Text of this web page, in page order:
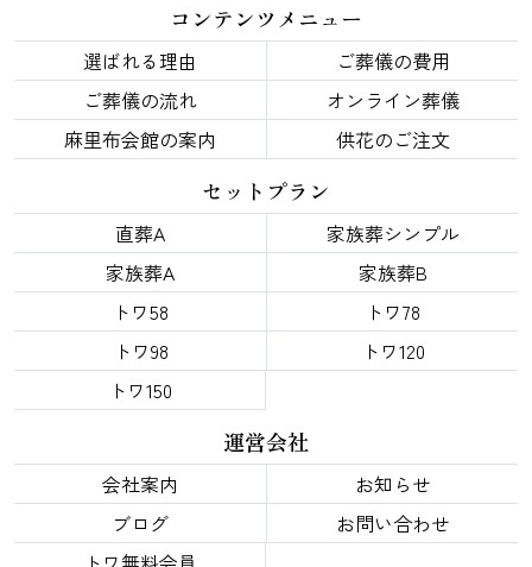
コンテンツメニュー
選ばれる理由
ご葬儀の費用
ご葬儀の流れ
オンライン葬儀
麻里布会館の案内
供花のご注文
セットプラン
直葬A
家族葬シンプル
家族葬A
家族葬B
トワ58
トワ78
トワ98
トワ120
トワ150
運営会社
会社案内
お知らせ
ブログ
お問い合わせ